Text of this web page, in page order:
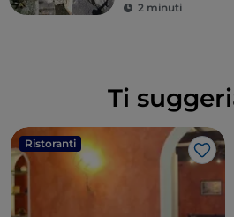
2 minuti
Ti
Ristoranti
Like